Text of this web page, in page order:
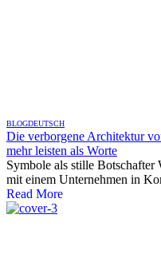
BLOGDEUTSCH
Die verborgene Architektur
mehr leisten als Worte
Symbole als stille Botschafter
mit einem Unternehmen in
Read More